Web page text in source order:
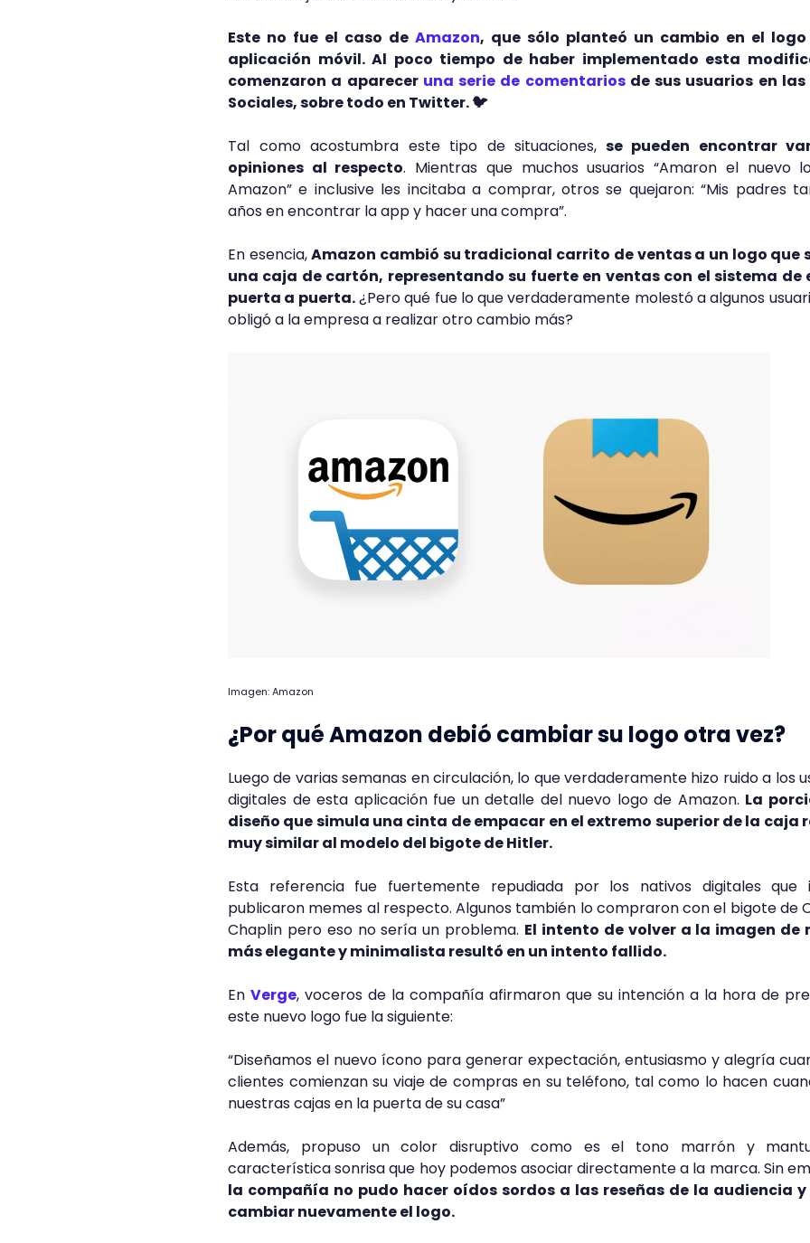
Este no fue el caso de Amazon, que sólo planteó un cambio en el logo
aplicación móvil. Al poco tiempo de haber implementado esta
comenzaron a aparecer una serie de comentariosde sus usuarios en las
Sociales, sobre todo en Twitter. 🐦
Tal como acostumbra este tipo de situaciones, se pueden encontrar
opiniones al respecto. Mientras que muchos usuarios “Amaron el nuevo
Amazon” e inclusive les incitaba a comprar, otros se quejaron: “Mis padres
años en encontrar la app y hacer una compra”.
En esencia,Amazon cambió su tradicional carrito de ventas a un logo que
una caja de cartón, representando su fuerte en ventas con el sistema de
puerta a puerta.¿Pero qué fue lo que verdaderamente molestó a algunos
obligó a la empresa a realizar otro cambio más?
Imagen: Amazon
¿Por qué Amazon debió cambiar su logo otra vez?
Luego de varias semanas en circulación, lo que verdaderamente hizo ruido a los
digitales de esta aplicación fue un detalle del nuevo logo de Amazon. La
diseño que simula una cinta de empacar en el extremo superior de la caja
muy similar al modelo del bigote de Hitler.
Esta referencia fue fuertemente repudiada por los nativos digitales que
publicaron memes al respecto. Algunos también lo compraron con el bigote de
Chaplin pero eso no sería un problema. El intento de volver a la imagen de
más elegante y minimalista resultó en un intento fallido.
En Verge, voceros de la compañía afirmaron que su intención a la hora de
este nuevo logo fue la siguiente:
“Diseñamos el nuevo ícono para generar expectación, entusiasmo y alegría
clientes comienzan su viaje de compras en su teléfono, tal como lo hacen
nuestras cajas en la puerta de su casa”
Además, propuso un color disruptivo como es el tono marrón y
característica sonrisa que hoy podemos asociar directamente a la marca. Sin
la compañía no pudo hacer oídos sordos a las reseñas de la audiencia y
cambiar nuevamente el logo.